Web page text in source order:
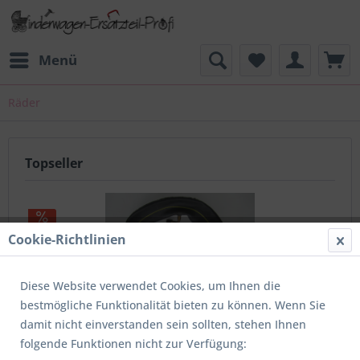
Menü
Räder
Topseller
1x Schlauch für Rad, Vorderrad vom Quinny Speedy,
Freestyle, Y2K u.v.a. - Gesamtdurchmesser ca....
Cookie-Richtlinien
Diese Website verwendet Cookies, um Ihnen die
bestmögliche Funktionalität bieten zu können. Wenn Sie
damit nicht einverstanden sein sollten, stehen Ihnen
folgende Funktionen nicht zur Verfügung: